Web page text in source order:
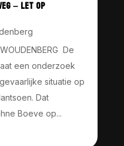
– LET OP
De
een onderzoek
situatie op
Dat
Boeve op...